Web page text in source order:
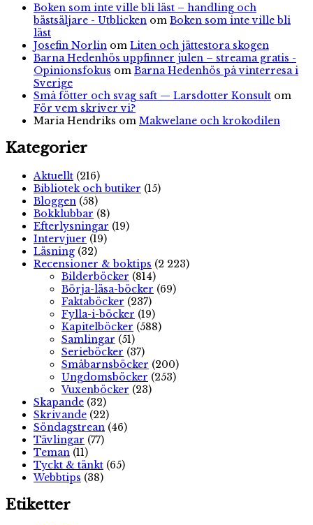
Boken som inte ville bli läst – handling och
bästsäljare - Utblicken om Boken som inte ville bli
läst
Josefin Norlin om Liten och jättestora skogen
Barna Hedenhös uppfinner julen – streama gratis -
Opinionsfokus om Barna Hedenhös på vinterresa i
Sverige
Små fötter och svag saft — Larsdotter Konsult om
För vem skriver vi?
Maria Hendriks om Makwelane och krokodilen
Kategorier
Aktuellt (216)
Bibliotek och butiker (15)
Bloggen (58)
Bokklubbar (8)
Efterlysningar (19)
Intervjuer (19)
Läsning (32)
Recensioner & boktips (2 223)
Bilderböcker (814)
Börja-läsa-böcker (69)
Faktaböcker (237)
Fylla-i-böcker (19)
Kapitelböcker (588)
Samlingar (51)
Serieböcker (37)
Småbarnsböcker (200)
Ungdomsböcker (253)
Vuxenböcker (23)
Skapande (32)
Skrivande (22)
Söndagstrean (46)
Tävlingar (77)
Teman (11)
Tyckt & tänkt (65)
Webbtips (38)
Etiketter